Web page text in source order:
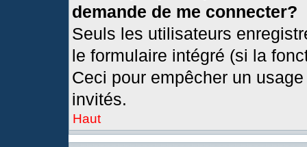
demande de me connecter?
Seuls les utilisateurs
le formulaire intégré (si la
Ceci pour empêcher un
invités.
Haut